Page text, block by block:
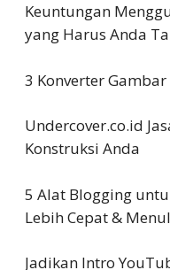
Keuntungan
yang Harus Anda
3 Konverter
Undercover.co.id
Konstruksi Anda
5 Alat Blogging
Lebih Cepat &
Jadikan Intro